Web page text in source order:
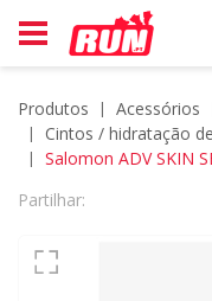
Produtos acessórios
cintos / hidratação
Salomon ADV SKIN
Partilhar: